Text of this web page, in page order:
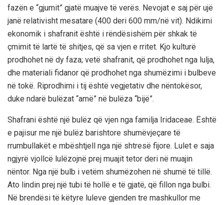
fazën e “gjumit” gjatë muajve të verës. Nevojat e saj për ujë
janë relativisht mesatare (400 deri 600 mm/në vit). Ndikimi
ekonomik i shafranit është i rëndësishëm për shkak të
çmimit të lartë të shitjes, që sa vjen e rritet. Kjo kulturë
prodhohet në dy faza; vetë shafranit, që prodhohet nga lulja,
dhe materiali fidanor që prodhohet nga shumëzimi i bulbeve
në tokë. Riprodhimi i tij është vegjetativ dhe nëntokësor,
duke ndarë bulëzat “amë” në bulëza “bijë”.
Shafrani është një bulëz që vjen nga familja Iridaceae. Është
e pajisur me një bulëz barishtore shumëvjeçare të
rrumbullakët e mbështjell nga një shtresë fijore. Lulet e saja
ngjyrë vjollcë lulëzojnë prej muajit tetor deri në muajin
nëntor. Nga një bulb i vetëm shumëzohen në shumë të tillë.
Ato lindin prej një tubi të hollë e të gjatë, që fillon nga bulbi.
Në brendësi të këtyre luleve gjenden tre mashkullor me